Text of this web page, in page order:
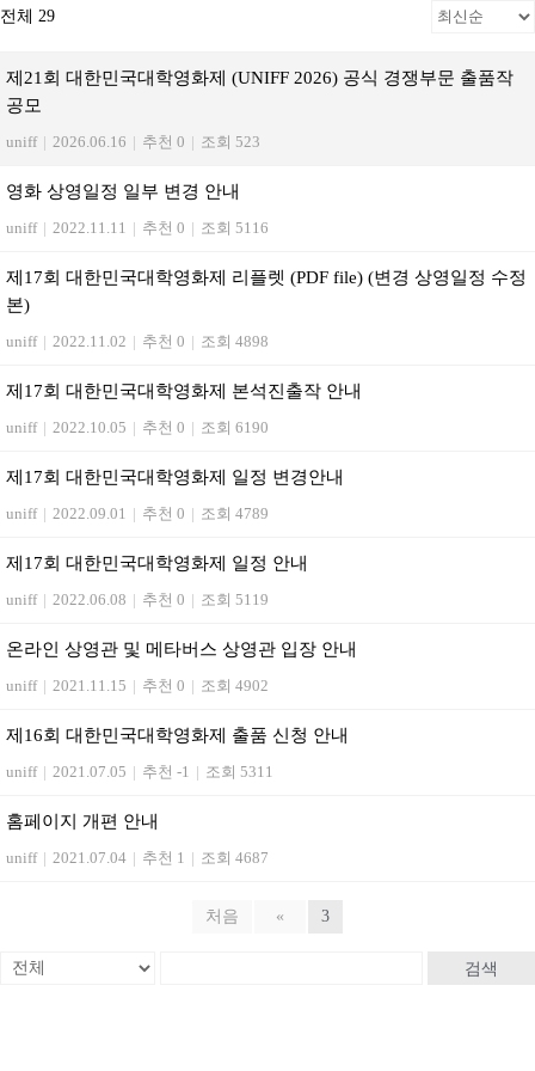
전체 29
제21회 대한민국대학영화제 (UNIFF 2026) 공식 경쟁부문 출품작
공모
uniff | 2026.06.16 | 추천 0 | 조회 523
영화 상영일정 일부 변경 안내
uniff | 2022.11.11 | 추천 0 | 조회 5116
제17회 대한민국대학영화제 리플렛 (PDF file) (변경 상영일정 수정
본)
uniff | 2022.11.02 | 추천 0 | 조회 4898
제17회 대한민국대학영화제 본석진출작 안내
uniff | 2022.10.05 | 추천 0 | 조회 6190
제17회 대한민국대학영화제 일정 변경안내
uniff | 2022.09.01 | 추천 0 | 조회 4789
제17회 대한민국대학영화제 일정 안내
uniff | 2022.06.08 | 추천 0 | 조회 5119
온라인 상영관 및 메타버스 상영관 입장 안내
uniff | 2021.11.15 | 추천 0 | 조회 4902
제16회 대한민국대학영화제 출품 신청 안내
uniff | 2021.07.05 | 추천 -1 | 조회 5311
홈페이지 개편 안내
uniff | 2021.07.04 | 추천 1 | 조회 4687
처음 « 3
검색